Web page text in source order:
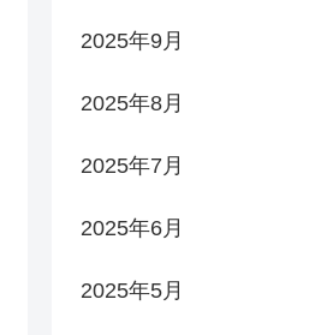
2025年9月
2025年8月
2025年7月
2025年6月
2025年5月